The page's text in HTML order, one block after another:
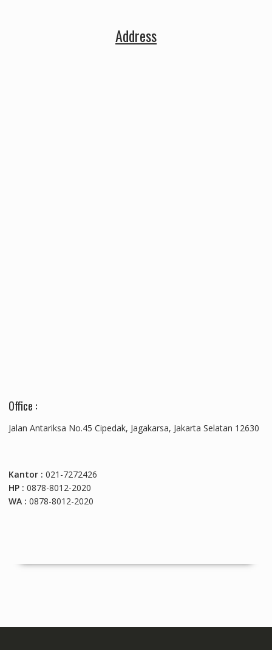
Address
Office :
Jalan Antariksa No.45 Cipedak, Jagakarsa, Jakarta Selatan 12630
Kantor : 021-7272426
HP : 0878-8012-2020
WA : 0878-8012-2020